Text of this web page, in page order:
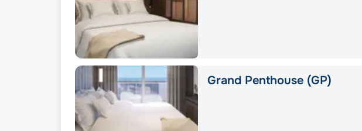
Grand Penthouse (GP)